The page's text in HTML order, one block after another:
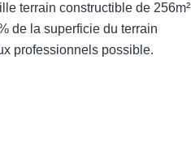
terrain constructible de 256m²
de la superficie du terrain
professionnels possible.